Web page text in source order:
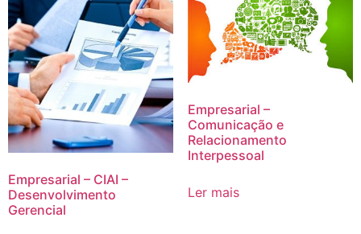
Empresarial – CIAI –
Desenvolvimento
Gerencial
Empresarial –
Comunicação e
Relacionamento
Interpessoal
Ler mais